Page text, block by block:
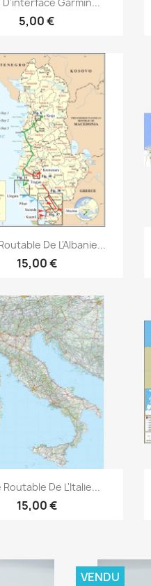
5,00 €
Aperçu rapide
De L'Albanie...
15,00 €
Aperçu rapide
De L'Italie...
15,00 €
VENDU